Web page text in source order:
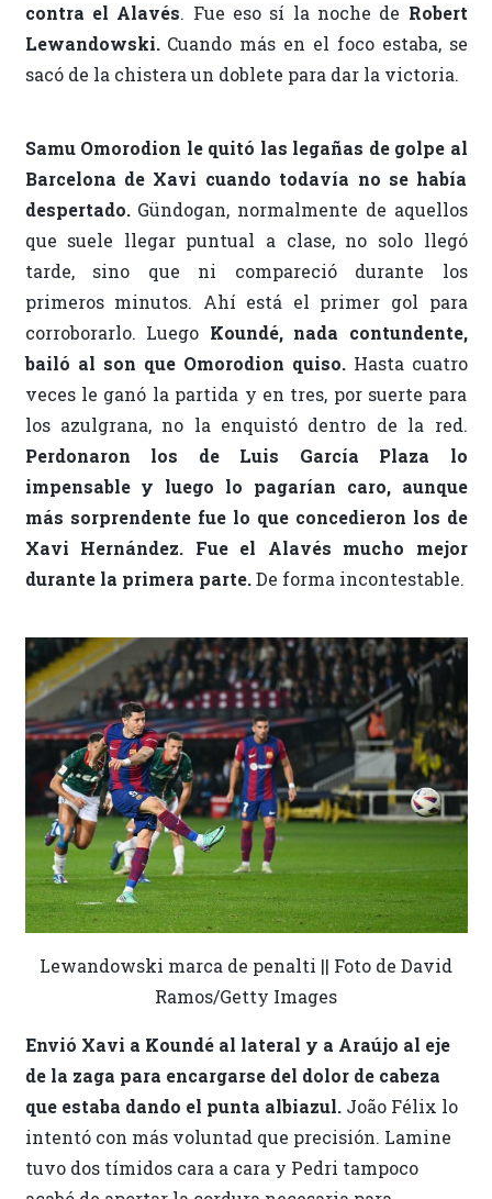
contra el Alavés. Fue eso sí la noche de Robert
Lewandowski.Cuando más en el foco estaba, se
sacó de la chistera un doblete para dar la victoria.
Samu Omorodion le quitó las legañas de golpe al
Barcelona de Xavi cuando todavía no se había
despertado.Gündogan, normalmente de aquellos
que suele llegar puntual a clase, no solo llegó
tarde, sino que ni compareció durante los
primeros minutos. Ahí está el primer gol para
corroborarlo. Luego Koundé, nada contundente,
bailó al son que Omorodion quiso.Hasta cuatro
veces le ganó la partida y en tres, por suerte para
los azulgrana, no la enquistó dentro de la red.
Perdonaron los de Luis García Plaza lo
impensable y luego lo pagarían caro, aunque
más sorprendente fue lo que concedieron los de
Xavi Hernández. Fue el Alavés mucho mejor
durante la primera parte.De forma incontestable.
Lewandowski marca de penalti || Foto de David
Ramos/Getty Images
Envió Xavi a Koundé al lateral y a Araújo al eje
de la zaga para encargarse del dolor de cabeza
que estaba dando el punta albiazul.João Félix lo
intentó con más voluntad que precisión. Lamine
tuvo dos tímidos cara a cara y Pedri tampoco